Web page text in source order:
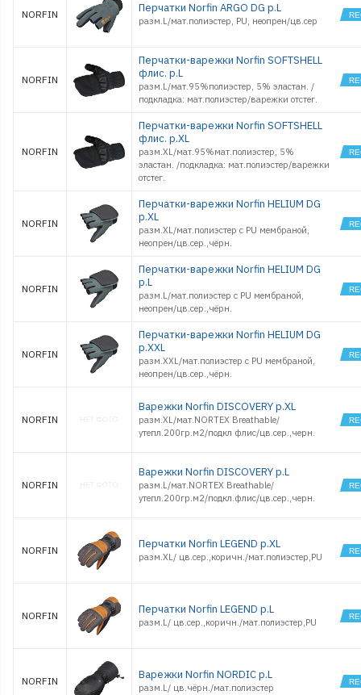
NORFIN Перчатки Norfin ARGO DG р.L
разм.L/мат.полиэстер, PU, неопрен/цв.сер
NORFIN
Перчатки-варежки Norfin SOFTSHELL
флис. р.L
разм.L/мат.95%полиэстер, 5% эластан. /
подкладка: мат.полиэстер/варежки отстег.
NORFIN
Перчатки-варежки Norfin SOFTSHELL
флис. р.XL
разм.ХL/мат.95%мат.полиэстер, 5%
эластан. /подкладка: мат.полиэстер/варежки
отстег.
NORFIN
Перчатки-варежки Norfin HELIUM DG
р.XL
разм.XL/мат.полиэстер с PU мембраной,
неопрен/цв.сер.,чёрн.
NORFIN
Перчатки-варежки Norfin HELIUM DG
р.L
разм.L/мат.полиэстер с PU мембраной,
неопрен/цв.сер.,чёрн.
NORFIN
Перчатки-варежки Norfin HELIUM DG
р.XXL
разм.XXL/мат.полиэстер с PU мембраной,
неопрен/цв.сер.,чёрн.
NORFIN
Варежки Norfin DISCOVERY р.XL
разм.XL/мат.NORTEX Breathable/
утепл.200гр.м2/подкл флис/цв.сер.,черн.
NORFIN
Варежки Norfin DISCOVERY р.L
разм.L/мат.NORTEX Breathable/
утепл.200гр.м2/подкл.флис/цв.сер.,черн.
NORFIN Перчатки Norfin LEGEND р.XL
разм.XL/ цв.сер.,коричн./мат.полиэстер,PU
NORFIN Перчатки Norfin LEGEND р.L
разм.L/ цв.сер.,коричн./мат.полиэстер,PU
NORFIN Варежки Norfin NORDIC р.L
разм.L/ цв.чёрн./мат.полиэстер